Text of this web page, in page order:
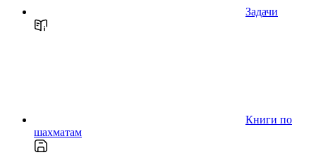
Задачи
Книги по
шахматам